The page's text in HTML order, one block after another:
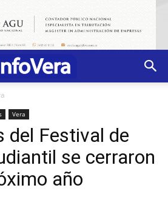
Vera
del Festival de
se cerraron
año